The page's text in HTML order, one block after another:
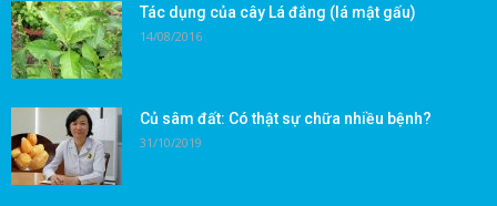
Tác dụng của cây Lá đắng (lá mật gấu)
14/08/2016
Củ sâm đất: Có thật sự chữa nhiều bệnh?
31/10/2019